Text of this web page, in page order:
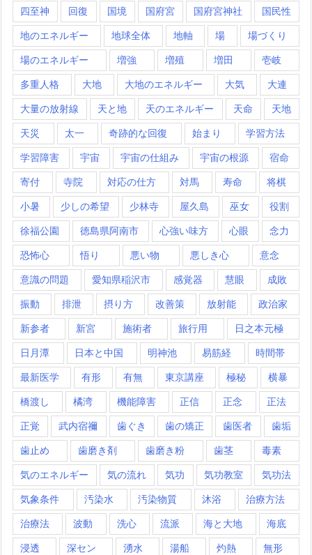
四至神 回復 国境 国府宮 国府宮神社 国民性
地のエネルギー 地球全体 地軸 場 場づくり
場のエネルギー 増強 増殖 増田 壱岐
多重人格 大地 大地のエネルギー 大気 大連
大量の放射線 天と地 天のエネルギー 天命 天地
天災 太一 奇跡的な回復 始まり 学習方法
学習障害 宇宙 宇宙の仕組み 宇宙の根源 宿命
寄付 寺院 対応の仕方 対馬 寿命 将棋
小暑 少しの希望 少林寺 屋久島 巫女 役割
徐福公園 徳島県阿南市 心強い味方 心眼 念力
恐怖心 悟り 悪い物 悪しき心 意念
意識の問題 愛知県稲沢市 感覚器 慧眼 成敗
振動 排泄 摂り方 改善策 放射能 政治家
新参者 新宮 施術者 旅行用 日之本元極
日月潭 日本と中国 明神池 易筋経 時間帯
最新医学 有形 有無 東京講座 極秘 横暴
橋渡し 橘湾 機能障害 正信 正念 正法
正覚 武内宿禰 歯ぐき 歯の矯正 歯医者 歯垢
歯止め 歯磨き剤 歯磨き粉 歯茎 毒素
気のエネルギー 気の流れ 気功 気功教室 気功法
気象条件 汚染水 汚染物質 沐浴 治療方法
治療法 波動 洗心 流派 海と大地 海底
浸透 深セン 湧水 湯船 灼熱 無形